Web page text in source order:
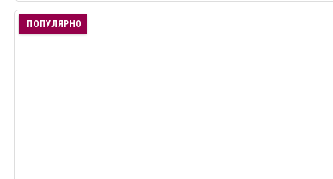
ПОПУЛЯРНО